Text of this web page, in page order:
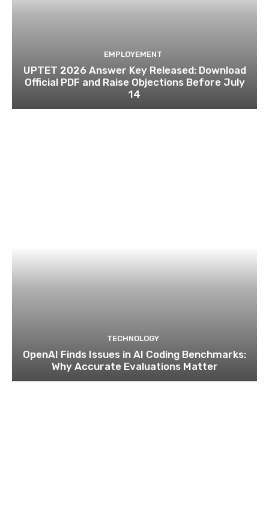
EMPLOYEMENT
UPTET 2026 Answer Key Released: Download
Official PDF and Raise Objections Before July
14
TECHNOLOGY
OpenAI Finds Issues in AI Coding Benchmarks:
Why Accurate Evaluations Matter